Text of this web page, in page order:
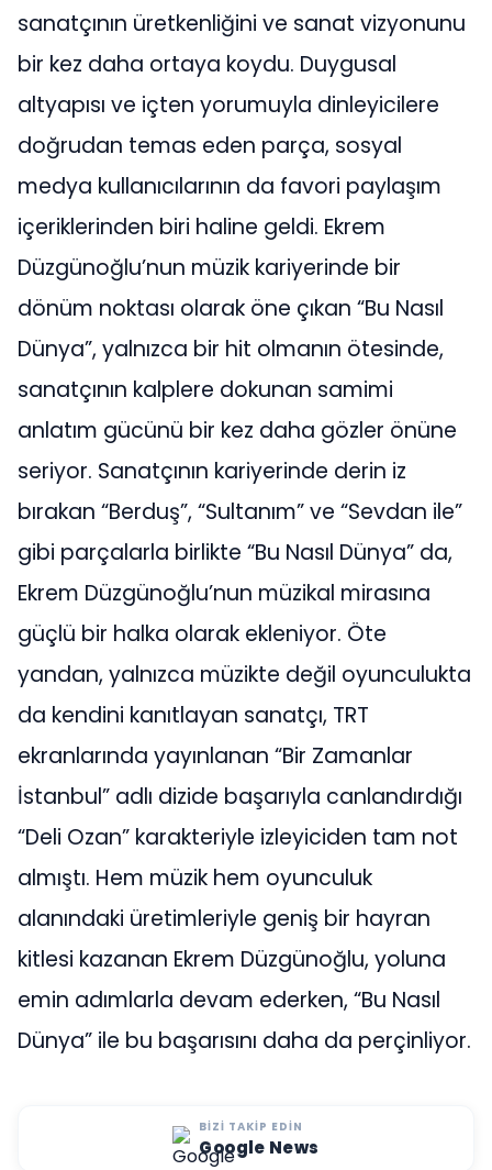
sanatçının üretkenliğini ve sanat vizyonunu
bir kez daha ortaya koydu. Duygusal
altyapısı ve içten yorumuyla dinleyicilere
doğrudan temas eden parça, sosyal
medya kullanıcılarının da favori paylaşım
içeriklerinden biri haline geldi. Ekrem
Düzgünoğlu’nun müzik kariyerinde bir
dönüm noktası olarak öne çıkan “Bu Nasıl
Dünya”, yalnızca bir hit olmanın ötesinde,
sanatçının kalplere dokunan samimi
anlatım gücünü bir kez daha gözler önüne
seriyor. Sanatçının kariyerinde derin iz
bırakan “Berduş”, “Sultanım” ve “Sevdan ile”
gibi parçalarla birlikte “Bu Nasıl Dünya” da,
Ekrem Düzgünoğlu’nun müzikal mirasına
güçlü bir halka olarak ekleniyor. Öte
yandan, yalnızca müzikte değil oyunculukta
da kendini kanıtlayan sanatçı, TRT
ekranlarında yayınlanan “Bir Zamanlar
İstanbul” adlı dizide başarıyla canlandırdığı
“Deli Ozan” karakteriyle izleyiciden tam not
almıştı. Hem müzik hem oyunculuk
alanındaki üretimleriyle geniş bir hayran
kitlesi kazanan Ekrem Düzgünoğlu, yoluna
emin adımlarla devam ederken, “Bu Nasıl
Dünya” ile bu başarısını daha da perçinliyor.
BIZI TAKIP EDIN
Google News